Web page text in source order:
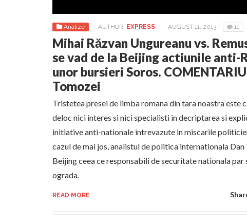
Analize AUTHOR: EXPRESS - AUGUST 11, 2013 11
Mihai Răzvan Ungureanu vs.
se vad de la Beijing actiunile anti-
unor bursieri Soros.
Tomozei
Tristetea presei de limba romana din tara noastra este
deloc nici interes si nici specialisti in decriptarea si
initiative anti-nationale intrevazute in miscarile
cazul de mai jos, analistul de politica internationala Dan
Beijing ceea ce responsabili de securitate nationala par
ograda.
READ MORE